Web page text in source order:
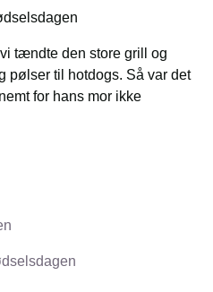
tændte den store grill og
pølser til hotdogs. Så var det
for hans mor ikke